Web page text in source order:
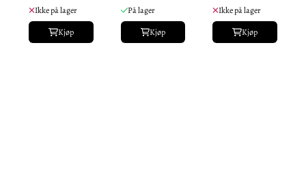
Ikke på lager
Kjøp
På lager
Kjøp
Ikke på lager
Kjøp